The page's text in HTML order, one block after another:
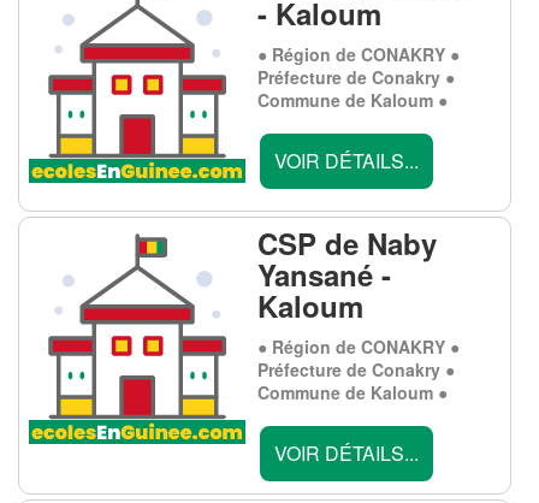
- Kaloum
● Région de CONAKRY ●
Préfecture de Conakry ●
Commune de Kaloum ●
VOIR DÉTAILS...
CSP de Naby
Yansané -
Kaloum
● Région de CONAKRY ●
Préfecture de Conakry ●
Commune de Kaloum ●
VOIR DÉTAILS...